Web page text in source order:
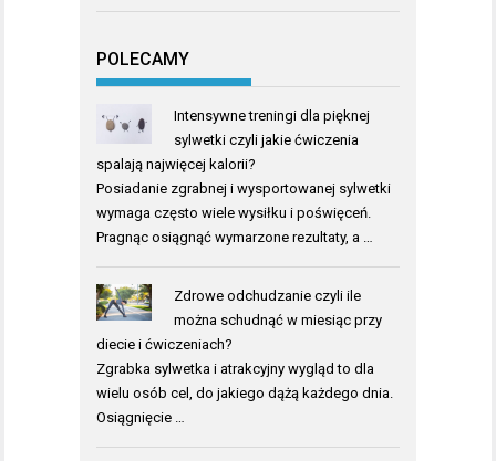
POLECAMY
Intensywne treningi dla pięknej
sylwetki czyli jakie ćwiczenia
spalają najwięcej kalorii?
Posiadanie zgrabnej i wysportowanej sylwetki
wymaga często wiele wysiłku i poświęceń.
Pragnąc osiągnąć wymarzone rezultaty, a …
Zdrowe odchudzanie czyli ile
można schudnąć w miesiąc przy
diecie i ćwiczeniach?
Zgrabka sylwetka i atrakcyjny wygląd to dla
wielu osób cel, do jakiego dążą każdego dnia.
Osiągnięcie …